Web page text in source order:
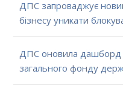
ДПС запроваджує
бізнесу уникати
ДПС оновила дашборд
загального фонду